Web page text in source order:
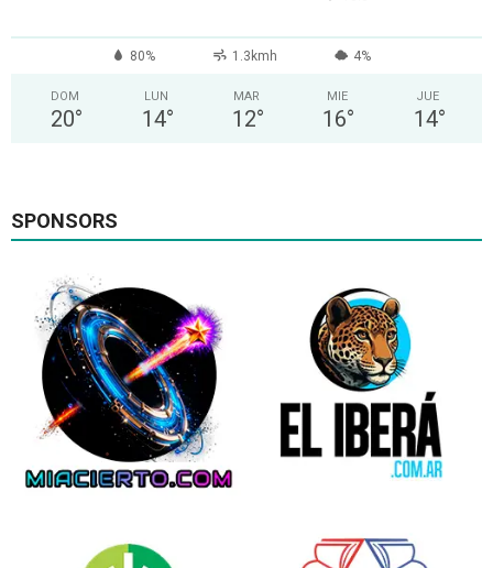
80% 1.3kmh 4%
DOM
20°
LUN
14°
MAR
12°
MIE
16°
JUE
14°
SPONSORS